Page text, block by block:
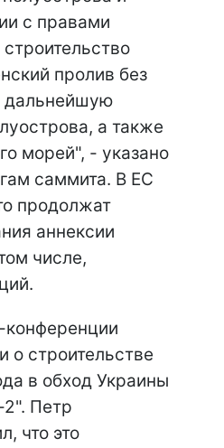
с правами
пролив без
дальнейшую
а также
морей", - указано
саммита. В ЕС
продолжат
аннексии
числе,
конференции
о строительстве
в обход Украины
Петр
что это